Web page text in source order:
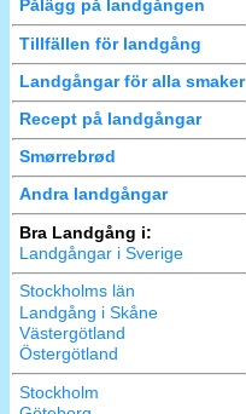
Pålägg på landgången
Tillfällen för landgång
Landgångar för alla smaker
Recept på landgångar
Smørrebrød
Andra landgångar
Bra Landgång i:
Landgångar i Sverige
Stockholms län
Landgång i Skåne
Västergötland
Östergötland
Stockholm